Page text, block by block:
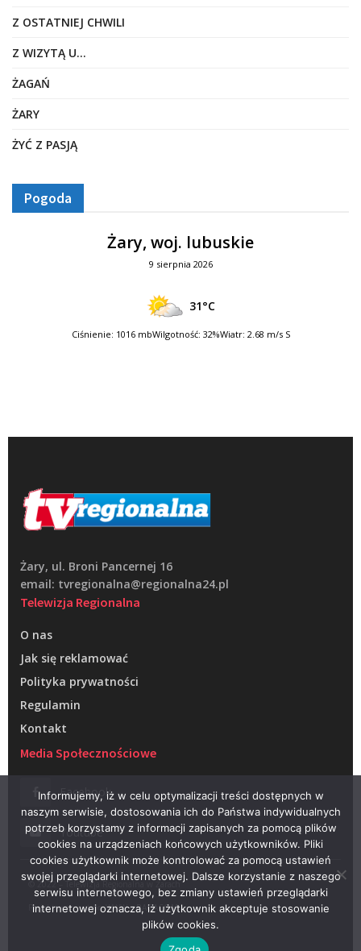
Z OSTATNIEJ CHWILI
Z WIZYTĄ U…
ŻAGAŃ
ŻARY
ŻYĆ Z PASJĄ
Pogoda
Żary, woj. lubuskie
9 sierpnia 2026
31°C
Ciśnienie: 1016 mbWilgotność: 32%Wiatr: 2.68 m/s S
Żary, ul. Broni Pancernej 16
email: tvregionalna@regionalna24.pl
Telewizja Regionalna
O nas
Jak się reklamować
Polityka prywatności
Regulamin
Kontakt
Media Społecznościowe
Facebook
Youtube
© 2022 – Telewizja Regionalna w Żarach
Projektowanie stron WWW –RAGACOM
Informujemy, iż w celu optymalizacji treści dostępnych w
naszym serwisie, dostosowania ich do Państwa indywidualnych
potrzeb korzystamy z informacji zapisanych za pomocą plików
cookies na urządzeniach końcowych użytkowników. Pliki
cookies użytkownik może kontrolować za pomocą ustawień
swojej przeglądarki internetowej. Dalsze korzystanie z naszego
serwisu internetowego, bez zmiany ustawień przeglądarki
internetowej oznacza, iż użytkownik akceptuje stosowanie
plików cookies.